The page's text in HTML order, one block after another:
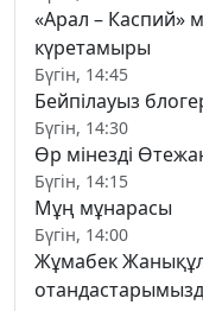
«Арал – Каспий»
күретамыры
Бүгін, 14:45
Бейпілауыз
Бүгін, 14:30
Өр мінезді
Бүгін, 14:15
Мұң мұнарасы
Бүгін, 14:00
Жұмабек